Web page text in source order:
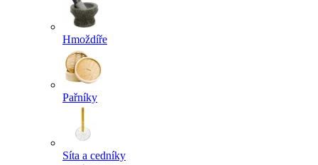
Hmoždíře
Pařníky
Síta a cedníky